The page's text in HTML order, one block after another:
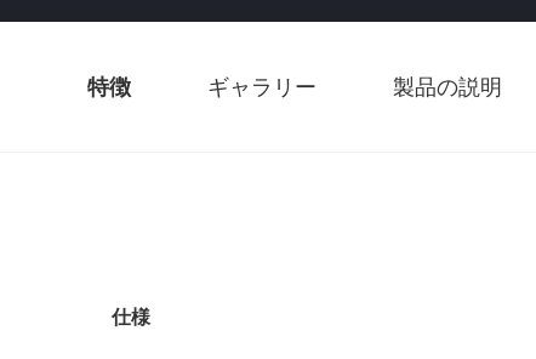
特徴 ギャラリー 製品の説明
仕様